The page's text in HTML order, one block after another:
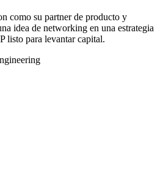
como su partner de producto y
idea de networking en una estrategia
listo para levantar capital.